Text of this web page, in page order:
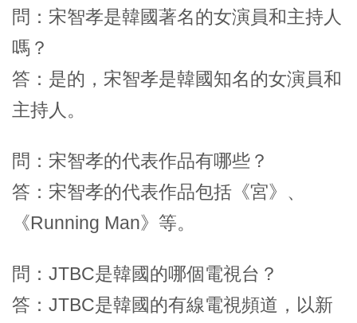
問：宋智孝是韓國著名的女演員和主持人
嗎？
答：是的，宋智孝是韓國知名的女演員和
主持人。
問：宋智孝的代表作品有哪些？
答：宋智孝的代表作品包括《宮》、
《Running Man》等。
問：JTBC是韓國的哪個電視台？
答：JTBC是韓國的有線電視頻道，以新